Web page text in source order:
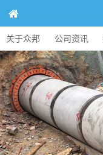
关于众邦 公司资讯
人才招聘
顶管知识